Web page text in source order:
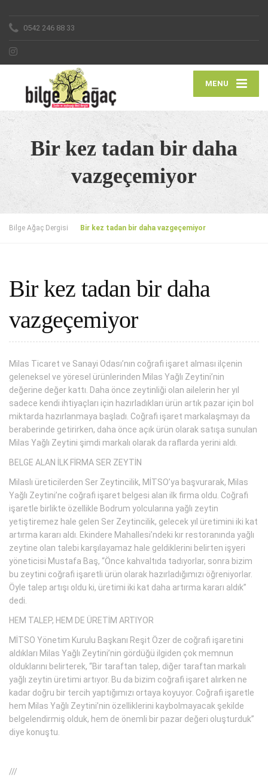
0542 246 88 33
MENU
Bir kez tadan bir daha
vazgeçemiyor
Bilge Ağaç Dergisi Bir kez tadan bir daha vazgeçemiyor
Bir kez tadan bir daha
vazgeçemiyor
Milas Ticaret ve Sanayi Odası’nın coğrafi işaret alması ilçenin
geleneksel ve yöresel ürünlerinden Milas Yağlı Zeytini’nin
değerine değer kattı. Daha önce zeytinliği olan ailelerin her yıl
sadece kendi ihtiyaçları için hazırladıkları ürün artık pazar için bol
miktarda hazırlanmaya başladı. Coğrafi işaret markalaşmayı da
beraberinde getirirken, daha önce açık ürün olarak satışa sunulan
Milas Yağlı Zeytini şimdi markalı olarak da raflarda yerini aldı.
BELGE ALAN İLK FİRMA SER ZEYTİN
Milaslı üreticilerden Ser Zeytincilik, MİTSO’ya başvurarak, Milas
Yağlı Zeytini’ne coğrafi işaret belgesi alan ilk firma oldu. Coğrafi
işaretle birlikte özellikle Bodrum yolcularına yağlı zeytin
yetiştiremez hale gelen Ser Zeytincilik, gelecek yıl üretimini iki kat
artırma kararı aldı. Ekindere Mahallesi’ndeki kır restoranında yağlı
zeytine olan talebi karşılayamaz hale geldiklerini belirten işyeri
yöneticisi Mustafa Baş, “Önce kahvaltıda tadıyorlar, sonra bizim
bu zeytini coğrafi işaretli ürün olarak hazırladığımızı öğreniyorlar.
Öyle talep artışı oldu ki, üretimi iki kat daha artırma kararı aldık”
dedi.
HEM TALEP, HEM DE ÜRETİM ARTIYOR
MİTSO Yönetim Kurulu Başkanı Reşit Özer de coğrafi işaretini
aldıkları Milas Yağlı Zeytini’nin gördüğü ilgiden çok memnun
olduklarını belirterek, “Bir taraftan talep, diğer taraftan markalı
yağlı zeytin üretimi artıyor. Bu da bizim coğrafi işaret alırken ne
kadar doğru bir tercih yaptığımızı ortaya koyuyor. Coğrafi işaretle
hem Milas Yağlı Zeytini’nin özelliklerini kaybolmayacak şekilde
belgelendirmiş olduk, hem de önemli bir pazar değeri oluşturduk”
diye konuştu.
///